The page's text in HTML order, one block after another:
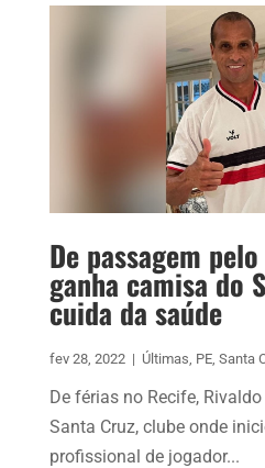
De passagem
ganha camisa do
cuida da saúde
fev 28, 2022 | Últimas, PE, Santa
De férias no Recife,
Santa Cruz, clube onde
profissional de jogador...